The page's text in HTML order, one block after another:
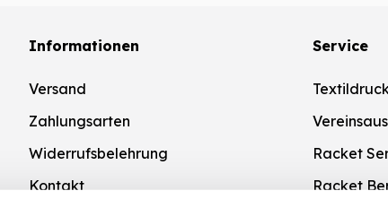
Informationen
Versand
Zahlungsarten
Widerrufsbelehrung
Kontakt
Service
Racket
Racket